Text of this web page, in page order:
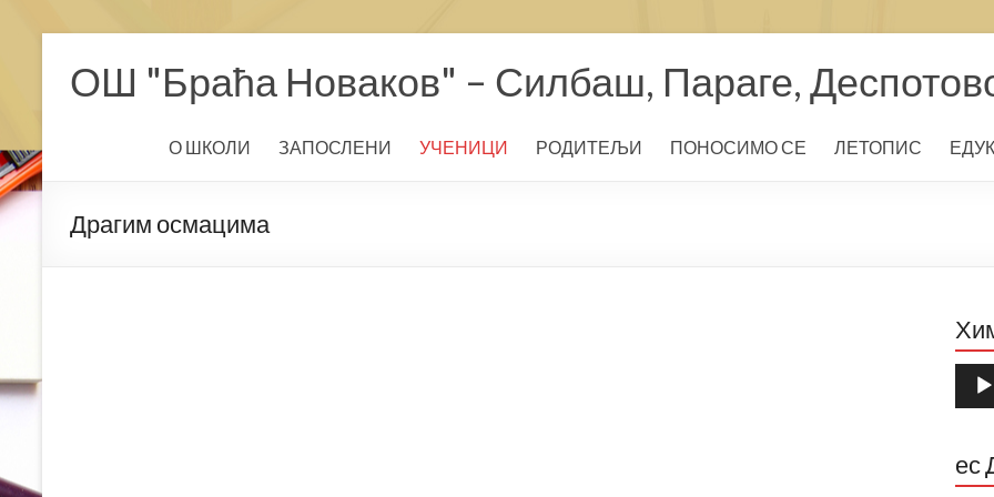
content
ОШ "Браћа Новаков" – Силбаш, Параге,
О ШКОЛИ ЗАПОСЛЕНИ УЧЕНИЦИ РОДИТЕЉИ ПОНОСИМО СЕ ЛЕТОПИС
Драгим осмацима
ес